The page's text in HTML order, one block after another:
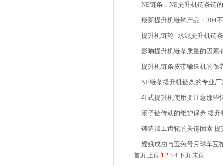
NE链条，NE提升机链条链
最新提升机链钩产品：304
提升机链轮--水泥提升机链
影响提升机链条质量的因素
提升机链条皮带输送机的保
NE链条提升机链条的专业厂
斗式提升机使用要注意那些
滚子链传动的维护保养 提升
铸造加工齿轮的关键因素 提
嫦娥成功与玉兔号月球车互
首页 上页 1 2 3 4 下页 末页